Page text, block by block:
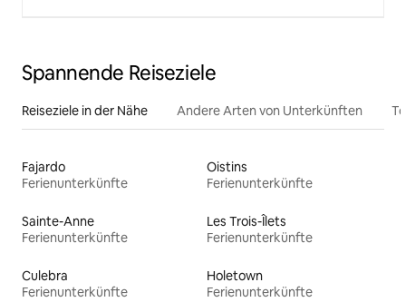
Spannende Reiseziele
Reiseziele in der Nähe Andere Arten von Unterkünften
Fajardo
Ferienunterkünfte
Oistins
Ferienunterkünfte
Sainte-Anne
Ferienunterkünfte
Les Trois-Îlets
Ferienunterkünfte
Culebra
Ferienunterkünfte
Holetown
Ferienunterkünfte